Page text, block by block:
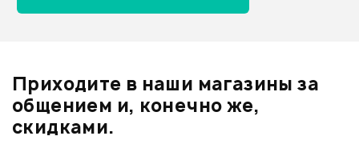
Оценка4
Оценка1
Приходите в наши магазины за
общением и, конечно же,
скидками.